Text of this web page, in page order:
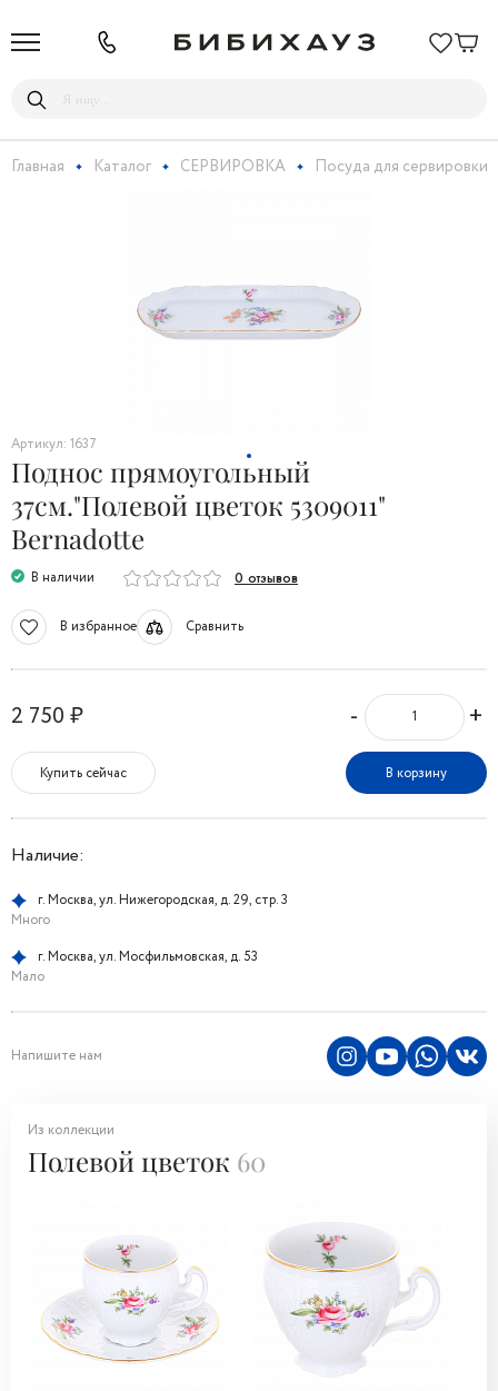
Главная Каталог СЕРВИРОВКА Посуда для сервировки
Артикул: 1637
Поднос прямоугольный
37см."Полевой цветок 5309011"
Bernadotte
В наличии 0 отзывов
В избранное Сравнить
2 750 ₽ - +
Купить сейчас В корзину
Наличие:
г. Москва, ул. Нижегородская, д. 29, стр. 3
Много
г. Москва, ул. Мосфильмовская, д. 53
Мало
Напишите нам
Из коллекции
Полевой цветок 60